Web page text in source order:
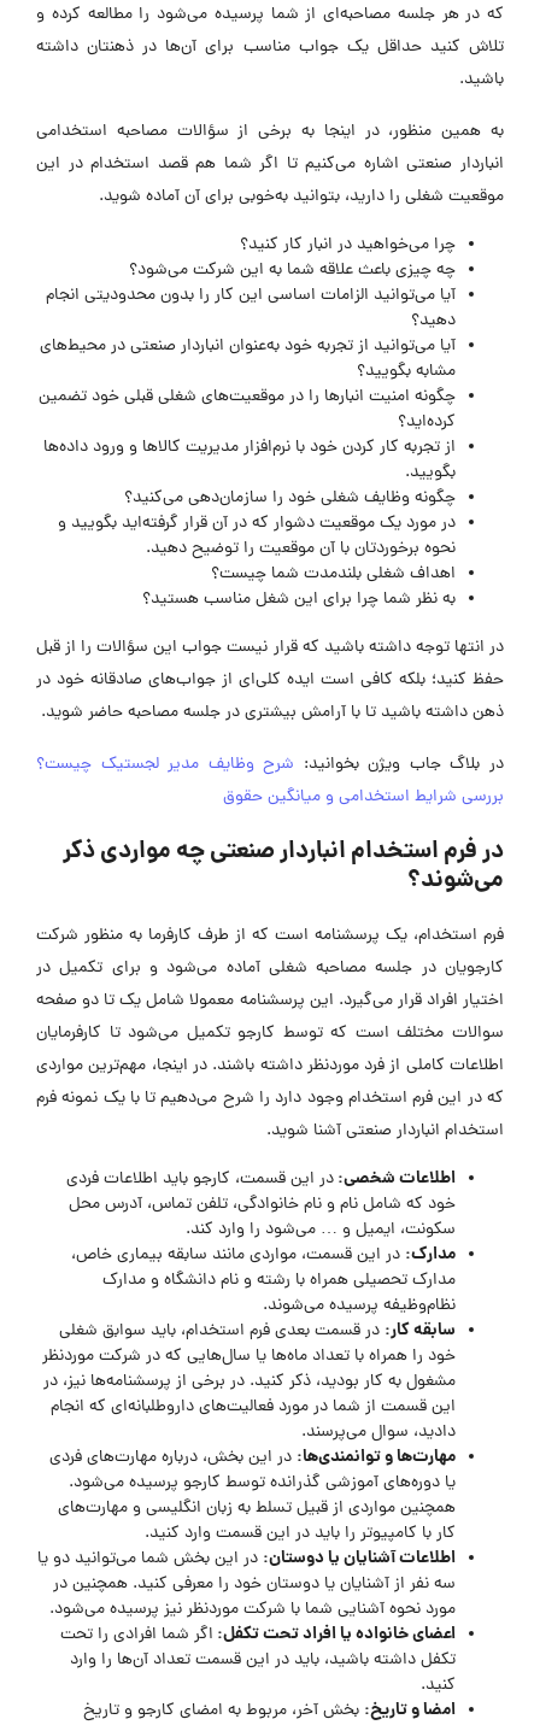
که در هر جلسه مصاحبه‌ای از شما پرسیده می‌شود را مطالعه کرده و
تلاش کنید حداقل یک جواب مناسب برای آن‌ها در ذهنتان داشته
باشید.
به همین منظور، در اینجا به برخی از سؤالات مصاحبه استخدامی
انباردار صنعتی اشاره می‌کنیم تا اگر شما هم قصد استخدام در این
موقعیت شغلی را دارید، بتوانید به‌خوبی برای آن آماده شوید.
چرا می‌خواهید در انبار کار کنید؟
چه چیزی باعث علاقه شما به این شرکت می‌شود؟
آیا می‌توانید الزامات اساسی این کار را بدون محدودیتی انجام
دهید؟
آیا می‌توانید از تجربه خود به‌عنوان انباردار صنعتی در محیط‌های
مشابه بگویید؟
چگونه امنیت انبارها را در موقعیت‌های شغلی قبلی خود تضمین
کرده‌اید؟
از تجربه کار کردن خود با نرم‌افزار مدیریت کالاها و ورود داده‌ها
بگویید.
چگونه وظایف شغلی خود را سازمان‌دهی می‌کنید؟
در مورد یک موقعیت دشوار که در آن قرار گرفته‌اید بگویید و
نحوه برخوردتان با آن موقعیت را توضیح دهید.
اهداف شغلی بلندمدت شما چیست؟
به نظر شما چرا برای این شغل مناسب هستید؟
در انتها توجه داشته باشید که قرار نیست جواب این سؤالات را از قبل
حفظ کنید؛ بلکه کافی است ایده کلی‌ای از جواب‌های صادقانه خود در
ذهن داشته باشید تا با آرامش بیشتری در جلسه مصاحبه حاضر شوید.
در بلاگ جاب ویژن بخوانید: شرح وظایف مدیر لجستیک چیست؟
بررسی شرایط استخدامی و میانگین حقوق
در فرم استخدام انباردار صنعتی چه مواردی ذکر
می‌شوند؟
فرم استخدام، یک پرسشنامه است که از طرف کارفرما به منظور شرکت
کارجویان در جلسه مصاحبه شغلی آماده می‌شود و برای تکمیل در
اختیار افراد قرار می‌گیرد. این پرسشنامه معمولا شامل یک تا دو صفحه
سوالات مختلف است که توسط کارجو تکمیل می‌شود تا کارفرمایان
اطلاعات کاملی از فرد موردنظر داشته باشند. در اینجا، مهم‌ترین مواردی
که در این فرم استخدام وجود دارد را شرح می‌دهیم تا با یک نمونه فرم
استخدام انباردار صنعتی آشنا شوید.
اطلاعات شخصی:در این قسمت، کارجو باید اطلاعات فردی
خود که شامل نام و نام خانوادگی، تلفن تماس، آدرس محل
سکونت، ایمیل و … می‌شود را وارد کند.
مدارک: در این قسمت، مواردی مانند سابقه بیماری خاص،
مدارک تحصیلی همراه با رشته و نام دانشگاه و مدارک
نظام‌وظیفه پرسیده می‌شوند.
سابقه کار: در قسمت بعدی فرم استخدام، باید سوابق شغلی
خود را همراه با تعداد ماه‌ها یا سال‌هایی که در شرکت موردنظر
مشغول به کار بودید، ذکر کنید. در برخی از پرسشنامه‌ها نیز، در
این قسمت از شما در مورد فعالیت‌های داروطلبانه‌ای که انجام
دادید، سوال می‌پرسند.
مهارت‌ها و توانمندی‌ها: در این بخش، درباره مهارت‌های فردی
یا دوره‌های آموزشی گذرانده توسط کارجو پرسیده می‌شود.
همچنین مواردی از قبیل تسلط به زبان انگلیسی و مهارت‌های
کار با کامپیوتر را باید در این قسمت وارد کنید.
اطلاعات آشنایان یا دوستان: در این بخش شما می‌توانید دو یا
سه نفر از آشنایان یا دوستان خود را معرفی کنید. همچنین در
مورد نحوه آشنایی شما با شرکت موردنظر نیز پرسیده می‌شود.
اعضای خانواده یا افراد تحت تکفل: اگر شما افرادی را تحت
تکفل داشته باشید، باید در این قسمت تعداد آن‌ها را وارد
کنید.
امضا و تاریخ: بخش آخر، مربوط به امضای کارجو و تاریخ